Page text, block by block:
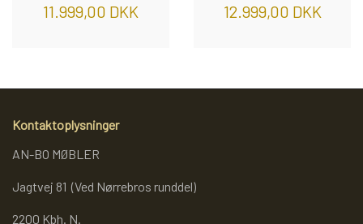
11.999,00 DKK 12.999,00 DKK
Kontaktoplysninger
AN-BO MØBLER
Jagtvej 81 (Ved Nørrebros runddel)
2200 Kbh. N.